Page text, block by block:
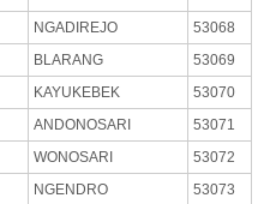
NGADIREJO
53068
BLARANG
53069
KAYUKEBEK
53070
ANDONOSARI
53071
WONOSARI
53072
NGENDRO
53073